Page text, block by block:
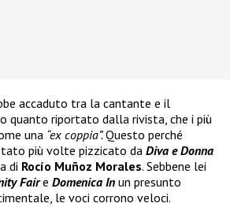
accaduto tra la cantante e il
quanto riportato dalla rivista, che i più
una “ex coppia”.Questo perché
più volte pizzicato da Diva e Donna
di Rocío Muñoz Morales. Sebbene lei
Faire Domenica In un presunto
le voci corrono veloci.